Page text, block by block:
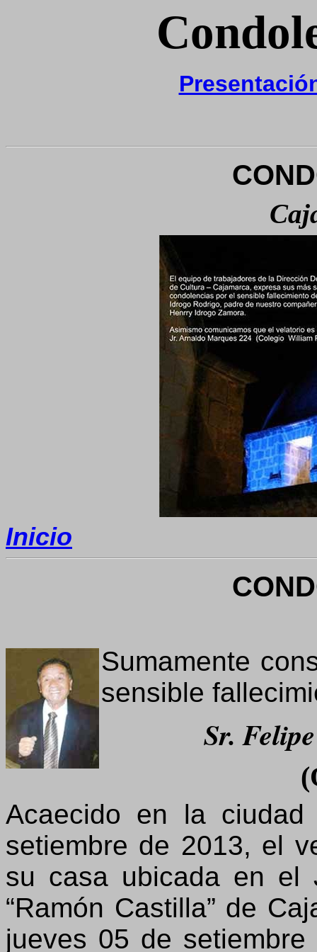
Inicio
Sumamente
sensible
Sr.
Acaecido en la
setiembre de 2013, el
su casa ubicada en el
“Ramón Castilla” de
jueves 05 de